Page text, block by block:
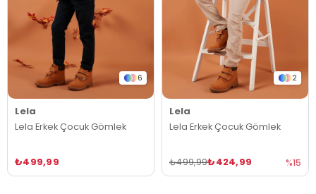
6
Lela
Lela Erkek Çocuk Gömlek
₺499,99
2
Lela
Lela Erkek Çocuk Gömlek
₺424,99
₺499,99 %15